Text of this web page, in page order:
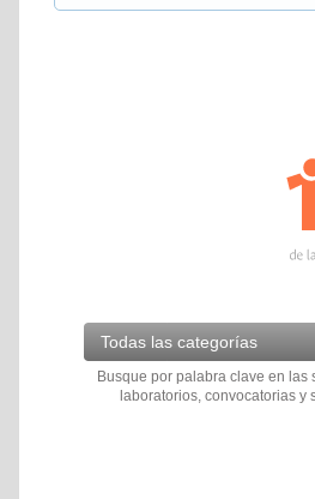
Todas las categorías
Busque por palabra clave en
laboratorios, convocatorias